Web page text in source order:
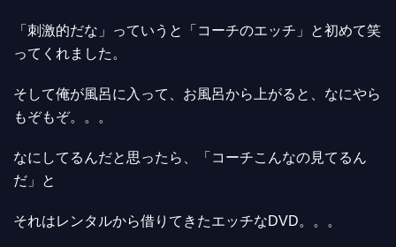
「刺激的だな」っていうと「コーチのエッチ」と初めて笑
ってくれました。
そして俺が風呂に入って、お風呂から上がると、なにやら
もぞもぞ。。。
なにしてるんだと思ったら、「コーチこんなの見てるん
だ」と
それはレンタルから借りてきたエッチなDVD。。。